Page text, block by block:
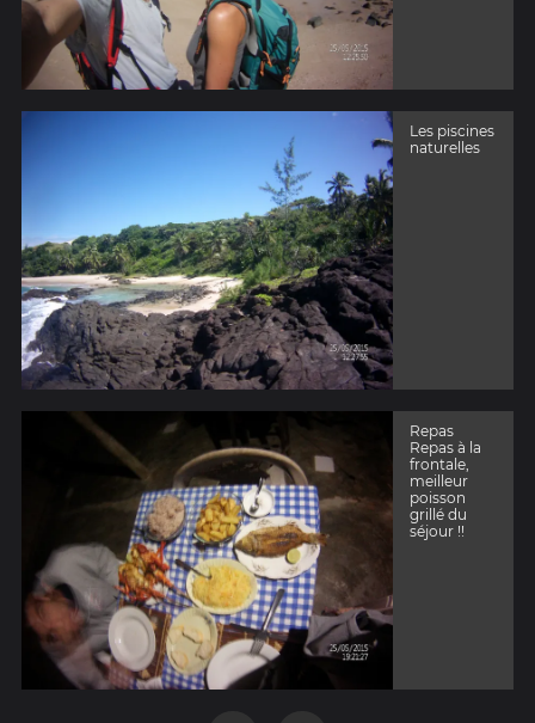
Les piscines
naturelles
Repas
Repas à la
frontale,
meilleur
poisson
grillé du
séjour !!